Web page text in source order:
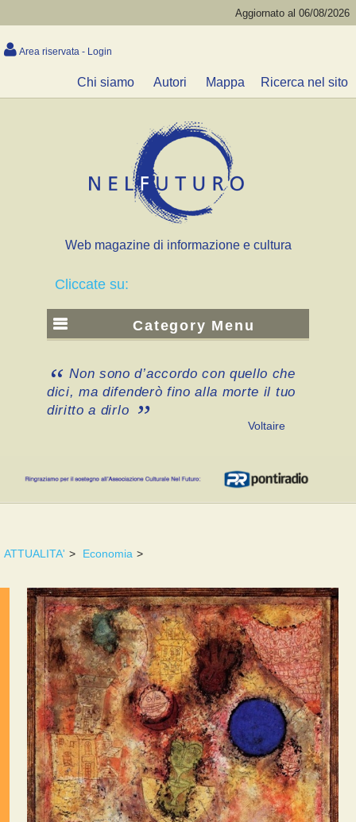
Aggiornato al 06/08/2026
Area riservata - Login
Chi siamo Autori Mappa Ricerca nel sito
Web magazine di informazione e cultura
Cliccate su:
Category Menu
Non sono d’accordo con quello che
dici, ma difenderò fino alla morte il tuo
diritto a dirlo
Voltaire
ATTUALITA' > Economia >